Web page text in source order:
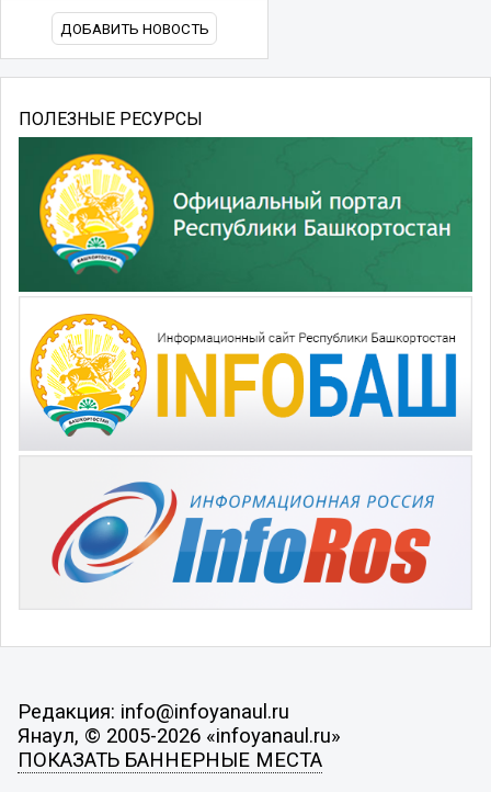
ДОБАВИТЬ НОВОСТЬ
ПОЛЕЗНЫЕ РЕСУРСЫ
Редакция: info@infoyanaul.ru
Янаул, © 2005-2026 «infoyanaul.ru»
ПОКАЗАТЬ БАННЕРНЫЕ МЕСТА